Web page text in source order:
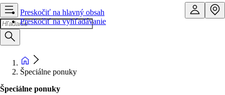
Preskočiť na hlavný obsah
Preskočiť na vyhľadávanie
Špeciálne ponuky
Špeciálne ponuky